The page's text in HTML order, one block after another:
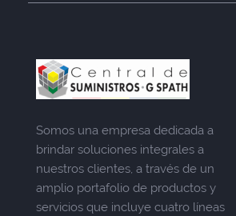
Somos una empresa dedicada a
brindar soluciones integrales a
nuestros clientes, a través de un
amplio portafolio de productos y
servicios que incluye cuatro líneas